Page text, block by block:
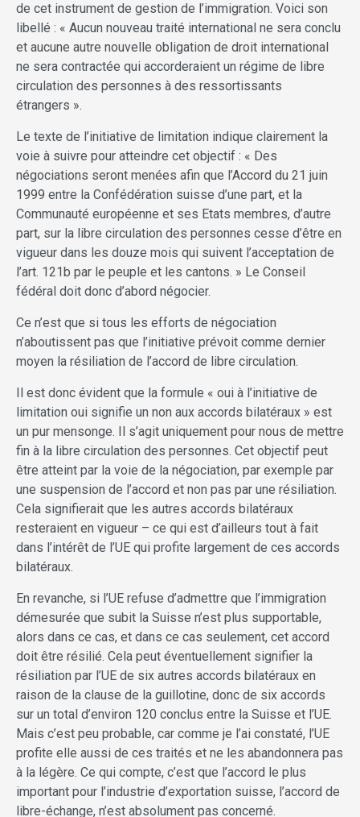
de cet instrument de gestion de l’immigration. Voici son
libellé : « Aucun nouveau traité international ne sera conclu
et aucune autre nouvelle obligation de droit international
ne sera contractée qui accorderaient un régime de libre
circulation des personnes à des ressortissants
étrangers ».
Le texte de l’initiative de limitation indique clairement la
voie à suivre pour atteindre cet objectif : « Des
négociations seront menées afin que l’Accord du 21 juin
1999 entre la Confédération suisse d’une part, et la
Communauté européenne et ses Etats membres, d’autre
part, sur la libre circulation des personnes cesse d’être en
vigueur dans les douze mois qui suivent l’acceptation de
l’art. 121b par le peuple et les cantons. » Le Conseil
fédéral doit donc d’abord négocier.
Ce n’est que si tous les efforts de négociation
n’aboutissent pas que l’initiative prévoit comme dernier
moyen la résiliation de l’accord de libre circulation.
Il est donc évident que la formule « oui à l’initiative de
limitation oui signifie un non aux accords bilatéraux » est
un pur mensonge. Il s’agit uniquement pour nous de mettre
fin à la libre circulation des personnes. Cet objectif peut
être atteint par la voie de la négociation, par exemple par
une suspension de l’accord et non pas par une résiliation.
Cela signifierait que les autres accords bilatéraux
resteraient en vigueur – ce qui est d’ailleurs tout à fait
dans l’intérêt de l’UE qui profite largement de ces accords
bilatéraux.
En revanche, si l’UE refuse d’admettre que l’immigration
démesurée que subit la Suisse n’est plus supportable,
alors dans ce cas, et dans ce cas seulement, cet accord
doit être résilié. Cela peut éventuellement signifier la
résiliation par l’UE de six autres accords bilatéraux en
raison de la clause de la guillotine, donc de six accords
sur un total d’environ 120 conclus entre la Suisse et l’UE.
Mais c’est peu probable, car comme je l’ai constaté, l’UE
profite elle aussi de ces traités et ne les abandonnera pas
à la légère. Ce qui compte, c’est que l’accord le plus
important pour l’industrie d’exportation suisse, l’accord de
libre-échange, n’est absolument pas concerné.